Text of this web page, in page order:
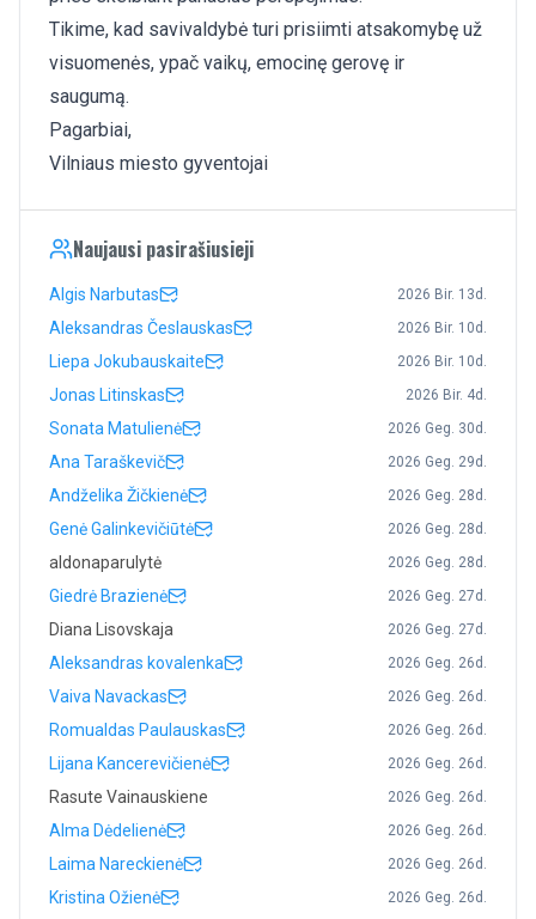
Tikime, kad savivaldybė turi prisiimti atsakomybę už
visuomenės, ypač vaikų, emocinę gerovę ir
saugumą.
Pagarbiai,
Vilniaus miesto gyventojai
Naujausi pasirašiusieji
Algis Narbutas 2026 Bir. 13d.
Aleksandras Česlauskas 2026 Bir. 10d.
Liepa Jokubauskaite 2026 Bir. 10d.
Jonas Litinskas 2026 Bir. 4d.
Sonata Matulienė 2026 Geg. 30d.
Ana Taraškevič 2026 Geg. 29d.
Andželika Žičkienė 2026 Geg. 28d.
Genė Galinkevičiūtė 2026 Geg. 28d.
aldonaparulytė 2026 Geg. 28d.
Giedrė Brazienė 2026 Geg. 27d.
Diana Lisovskaja 2026 Geg. 27d.
Aleksandras kovalenka 2026 Geg. 26d.
Vaiva Navackas 2026 Geg. 26d.
Romualdas Paulauskas 2026 Geg. 26d.
Lijana Kancerevičienė 2026 Geg. 26d.
Rasute Vainauskiene 2026 Geg. 26d.
Alma Dėdelienė 2026 Geg. 26d.
Laima Nareckienė 2026 Geg. 26d.
Kristina Ožienė 2026 Geg. 26d.